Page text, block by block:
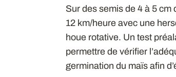
Sur des semis de 4 à 5 cm
12 km/heure avec une
houe rotative. Un test
permettre de vérifier
germination du maïs afin